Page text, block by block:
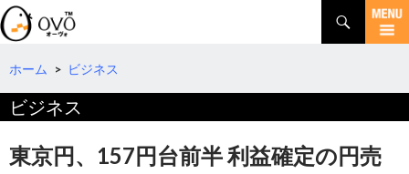
検
索
コ
テ
へ
移
動
ホーム > ビジネス
ビジネス
東京円、157円台前半 利益確定の円売